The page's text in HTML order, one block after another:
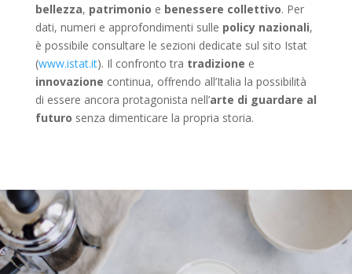
bellezza, patrimonio e benessere collettivo. Per
dati, numeri e approfondimenti sulle policy nazionali,
è possibile consultare le sezioni dedicate sul sito Istat
(www.istat.it). Il confronto tra tradizione e
innovazione continua, offrendo all’Italia la possibilità
di essere ancora protagonista nell’arte di guardare al
futuro senza dimenticare la propria storia.